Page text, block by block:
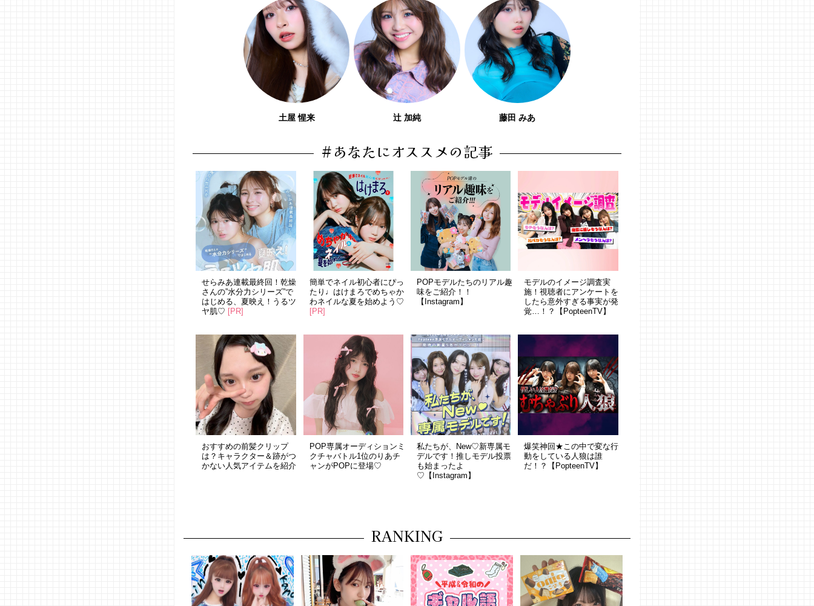
土屋 惺来 辻 加純 藤田 みあ
#あなたにオススメの記事
せらみあ連載最終回！乾燥
さんの”水分力シリーズ”で
はじめる、夏映え！うるツ
ヤ肌♡ [PR]
簡単でネイル初心者にぴっ
たり♩はけまろでめちゃか
わネイルな夏を始めよう♡
[PR]
POPモデルたちのリアル趣
味をご紹介！！
【Instagram】
モデルのイメージ調査実
施！視聴者にアンケートを
したら意外すぎる事実が発
覚…！？【PopteenTV】
おすすめの前髪クリップ
は？キャラクター＆跡がつ
かない人気アイテムを紹介
POP専属オーディションミ
クチャバトル1位のりあチ
ャンがPOPに登場♡
私たちが、New♡新専属モ
デルです！推しモデル投票
も始まったよ
♡【Instagram】
爆笑神回★この中で変な行
動をしている人狼は誰
だ！？【PopteenTV】
RANKING